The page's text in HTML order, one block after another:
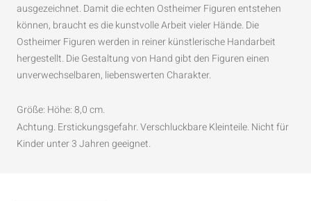
ausgezeichnet. Damit die echten Ostheimer Figuren entstehen
können, braucht es die kunstvolle Arbeit vieler Hände. Die
Ostheimer Figuren werden in reiner künstlerische Handarbeit
hergestellt. Die Gestaltung von Hand gibt den Figuren einen
unverwechselbaren, liebenswerten Charakter.
Größe: Höhe: 8,0 cm.
Achtung. Erstickungsgefahr. Verschluckbare Kleinteile. Nicht für
Kinder unter 3 Jahren geeignet.